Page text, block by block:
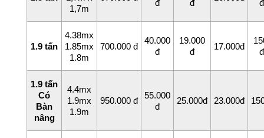
1,7m
đ
đ
1.9 tấn
4.38mx
1.85mx
1.8m
700.000 đ
40.000
đ
19.000
đ
17.000đ
1.9 tấn
Có
Bàn
nâng
4.4mx
1.9mx
1.9m
950.000 đ
55.000
đ
25.000đ 23.000đ